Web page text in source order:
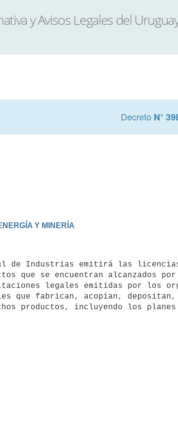
Decreto N°
que se encuentran alcanzados
legales emitidas por los
que fabrican, acopian,
productos, incluyendo los